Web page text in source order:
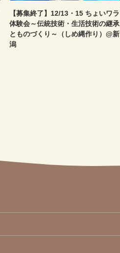
【募集終了】12/13・15 ちょいワラ
体験会～伝統技術・生活技術の継承
とものづくり～（しめ縄作り）@新
潟